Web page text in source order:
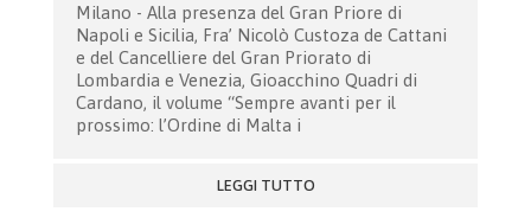
Milano - Alla presenza del Gran Priore di
Napoli e Sicilia, Fra’ Nicolò Custoza de Cattani
e del Cancelliere del Gran Priorato di
Lombardia e Venezia, Gioacchino Quadri di
Cardano, il volume “Sempre avanti per il
prossimo: l’Ordine di Malta i
LEGGI TUTTO